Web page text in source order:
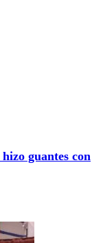
guantes con